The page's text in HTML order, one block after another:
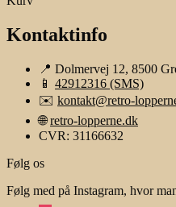
Kontaktinfo
📍 Dolmervej 12, 8500
📱 42912316 (SMS)
✉️ kontakt@retro-
🌐retro-lopperne.dk
CVR: 31166632
Følg os
Følg med på Instagram, hvor